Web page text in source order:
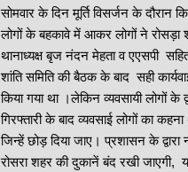
सोमवार के दिन मूर्ति विसर्जन के दौरान
लोगों के बहकावे में आकर लोगों ने रोसड़ा
थानाध्यक्ष बृज नंदन मेहता व एएसपी
शांति समिति की बैठक के बाद सही
किया गया था ।लेकिन व्यवसायी लोगों
गिरफ्तारी के बाद व्यवसाई लोगों का
जिन्हें छोड़ दिया जाए। प्रशासन के
रोसरा शहर की दुकानें बंद रखी जाएगी,